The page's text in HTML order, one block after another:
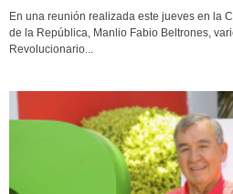
En una reunión realizada este jueves en la
de la República, Manlio Fabio Beltrones,
Revolucionario...